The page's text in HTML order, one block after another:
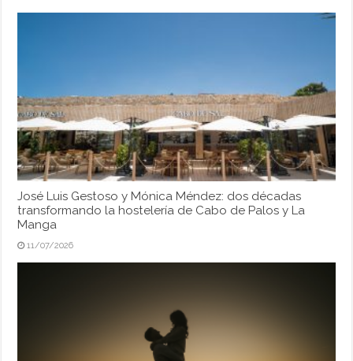
José Luis Gestoso y Mónica Méndez: dos décadas
transformando la hostelería de Cabo de Palos y La
Manga
11/07/2026